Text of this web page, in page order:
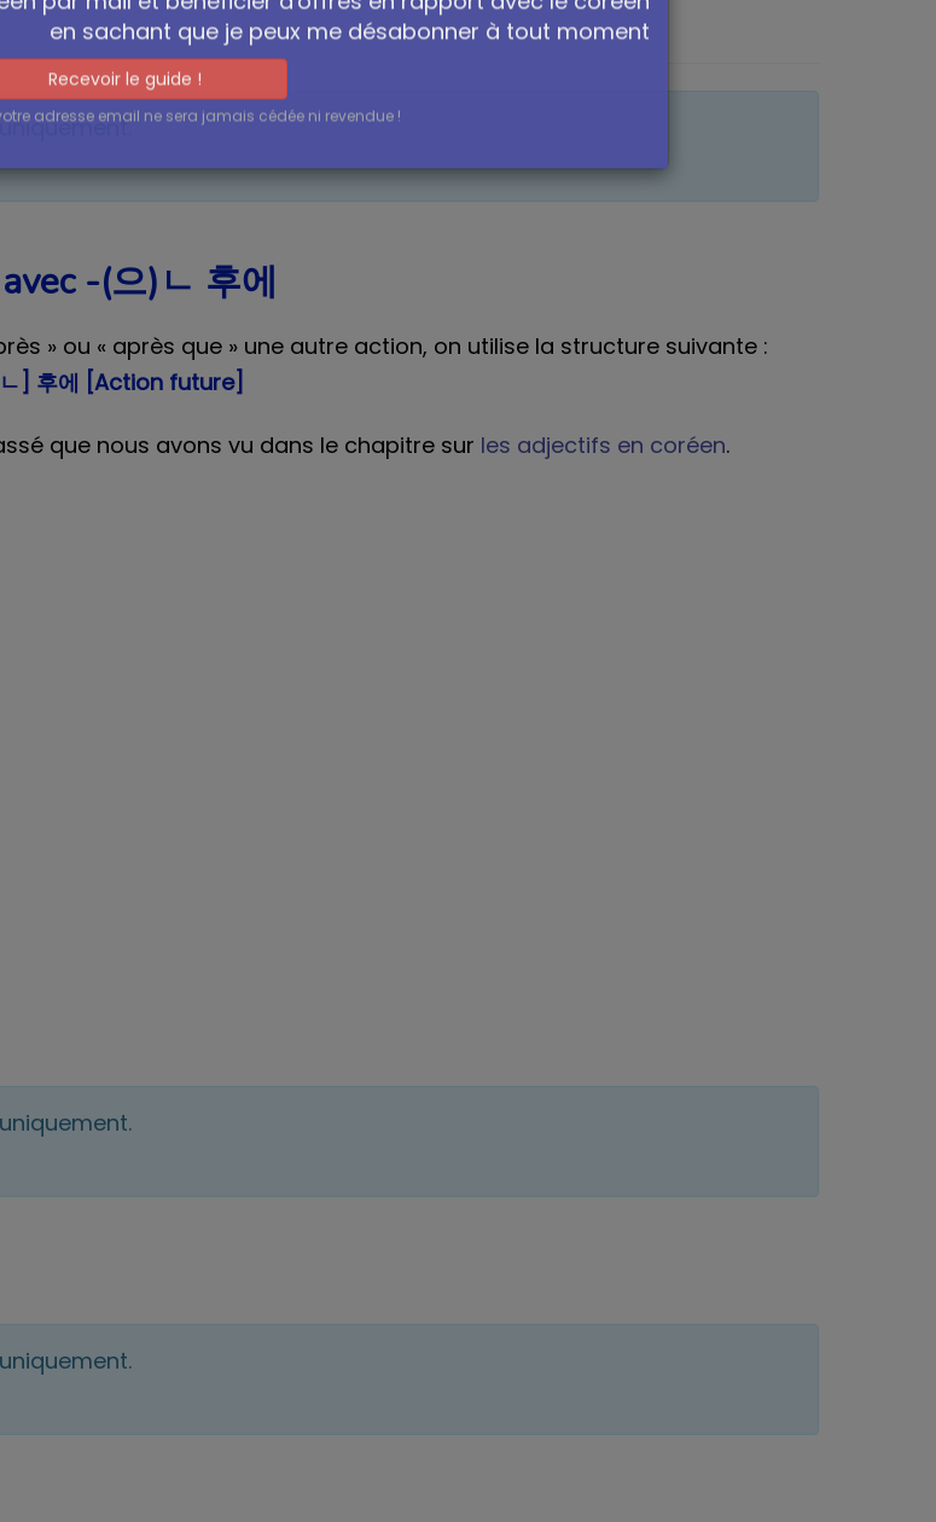
-(으)ㄴ 후에
» ou « après que » une autre action, on utilise la structure suivante :
] 후에 [Action future]
que nous avons vu dans le chapitre sur les adjectifs en coréen.
par mail et bénéficier d'offres en rapport avec le coréen
en sachant que je peux me désabonner à tout moment